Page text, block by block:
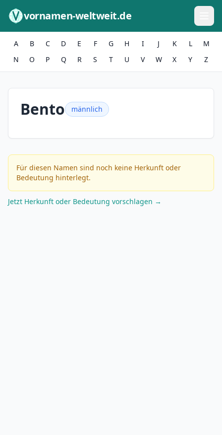
vornamen-weltweit.de
A B C D E F G H I J K L
M
N
O P Q R S T U V W X Y Z
Bento männlich
Für diesen Namen sind noch keine Herkunft oder
Bedeutung hinterlegt.
Jetzt Herkunft oder Bedeutung vorschlagen →